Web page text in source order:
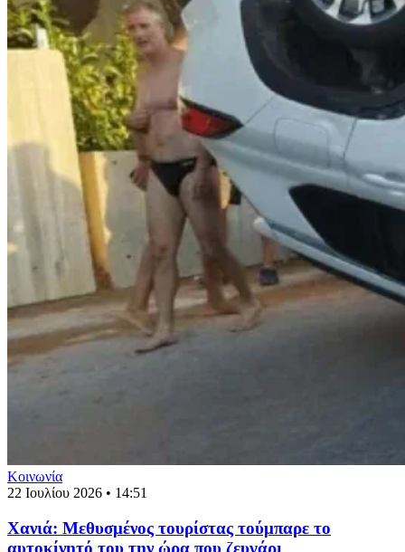
Κοινωνία
22 Ιουλίου 2026 • 14:51
Χανιά: Μεθυσμένος τουρίστας τούμπαρε το
αυτοκίνητό του την ώρα που ζευγάρι